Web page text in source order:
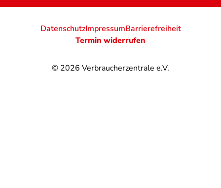
© 2026 Verbraucherzentrale e.V.
DatenschutzImpressumBarrierefreiheit
Termin widerrufen